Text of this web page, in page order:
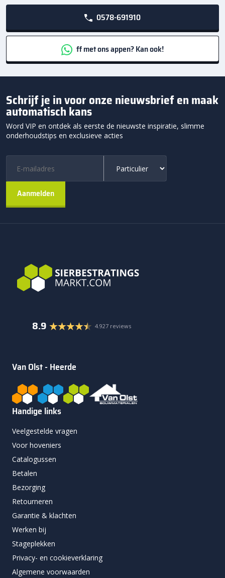
0578-691910
ff met ons appen? Kan ook!
Schrijf je in voor onze nieuwsbrief en maak
automatisch kans
Word VIP en ontdek als eerste de nieuwste inspiratie, slimme
onderhoudstips en exclusieve acties
8.9 4.927 reviews
Van Olst - Heerde
Handige links
Veelgestelde vragen
Voor hoveniers
Catalogussen
Betalen
Bezorging
Retourneren
Garantie & klachten
Werken bij
Stageplekken
Privacy- en cookieverklaring
Algemene voorwaarden